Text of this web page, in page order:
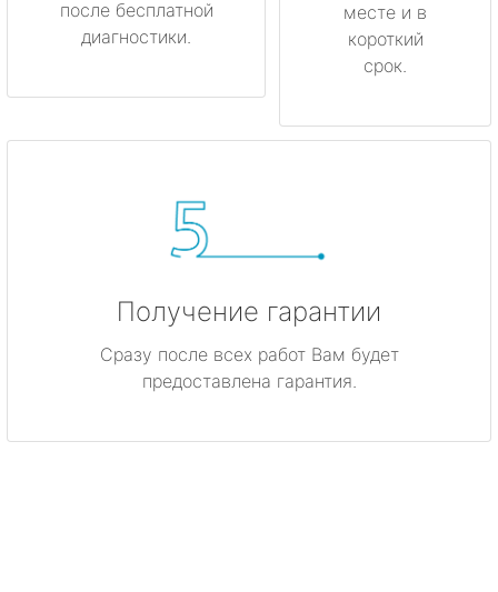
после бесплатной
диагностики.
месте и в
короткий
срок.
Получение гарантии
Сразу после всех работ Вам будет
предоставлена гарантия.